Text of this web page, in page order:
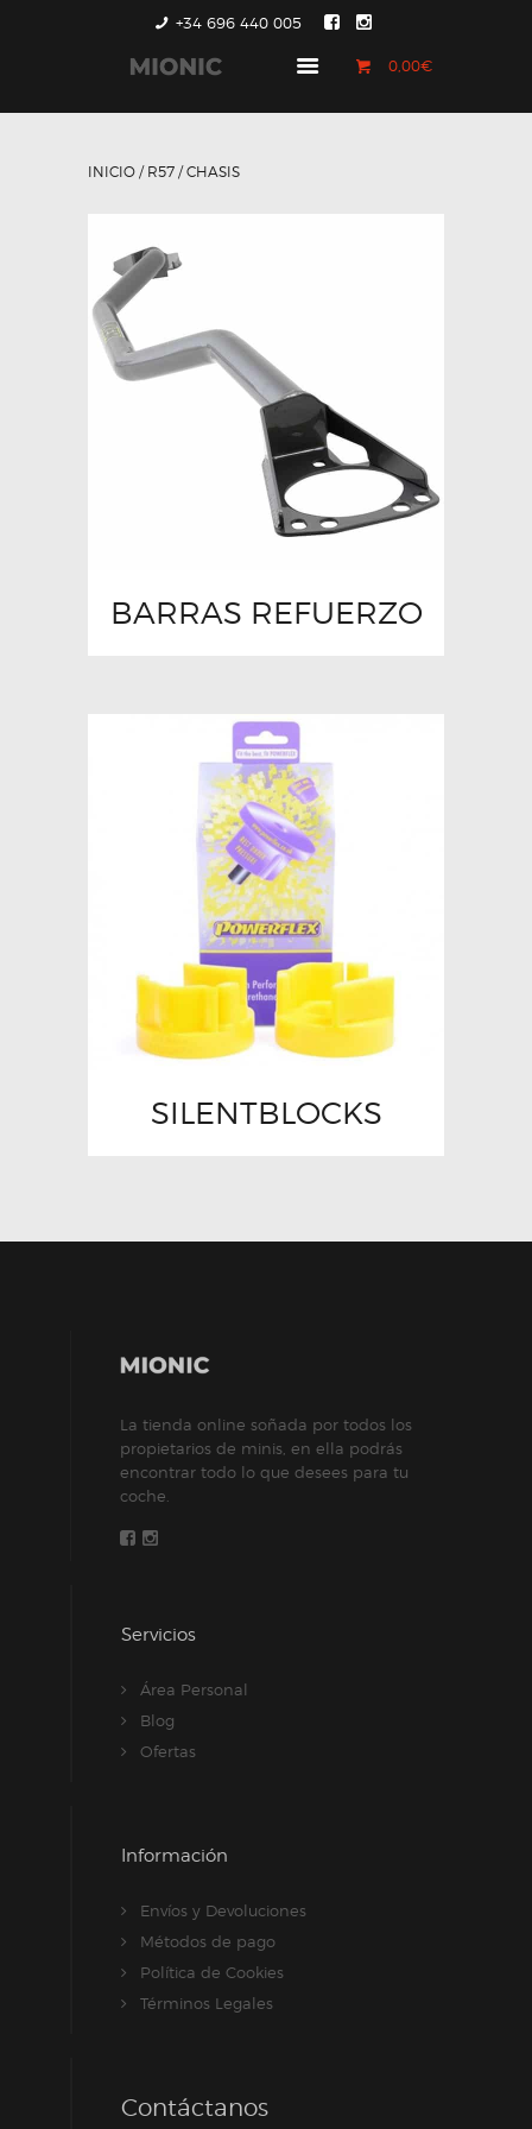
+34 696 440 005
0,00€
GENERACIÓN 1
PACEMAN
CONTACTO
INICIO / R57 / CHASIS
BARRAS REFUERZO
SILENTBLOCKS
La tienda online soñada por todos los
propietarios de minis, en ella podrás
encontrar todo lo que desees para tu
coche.
Servicios
Área Personal
Blog
Ofertas
Información
Envíos y Devoluciones
Métodos de pago
Política de Cookies
Términos Legales
Contáctanos